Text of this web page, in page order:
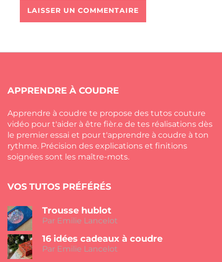
APPRENDRE À COUDRE
Apprendre à coudre te propose des tutos couture
vidéo pour t'aider à être fièr.e de tes réalisations dès
le premier essai et pour t'apprendre à coudre à ton
rythme. Précision des explications et finitions
soignées sont les maître-mots.
VOS TUTOS PRÉFÉRÉS
Trousse hublot
Par Emilie Lancelot
16 idées cadeaux à coudre
Par Emilie Lancelot